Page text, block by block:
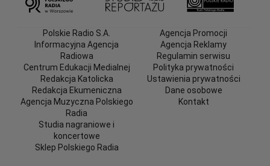
Polskie Radio S.A.
Informacyjna Agencja
Radiowa
Centrum Edukacji Medialnej
Redakcja Katolicka
Redakcja Ekumeniczna
Agencja Muzyczna Polskiego
Radia
Studia nagraniowe i
koncertowe
Sklep Polskiego Radia
Agencja Promocji
Agencja Reklamy
Regulamin serwisu
Polityka prywatności
Ustawienia prywatności
Dane osobowe
Kontakt